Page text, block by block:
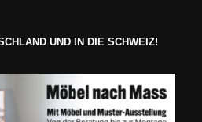
UND IN DIE SCHWEIZ!